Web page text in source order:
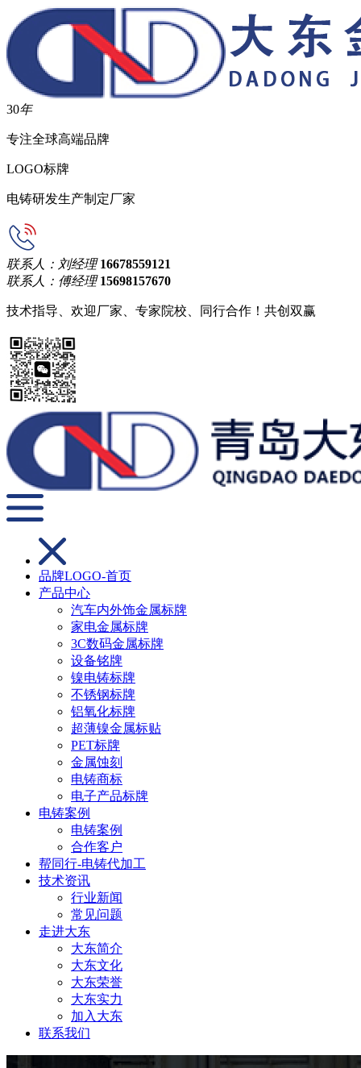
30年
专注全球高端品牌
LOGO标牌
电铸研发生产制定厂家
联系人：刘经理 16678559121
联系人：傅经理 15698157670
技术指导、欢迎厂家、专家院校、同行合作！共创双赢
品牌LOGO-首页
产品中心
汽车内外饰金属标牌
家电金属标牌
3C数码金属标牌
设备铭牌
镍电铸标牌
不锈钢标牌
铝氧化标牌
超薄镍金属标贴
PET标牌
金属蚀刻
电铸商标
电子产品标牌
电铸案例
电铸案例
合作客户
帮同行-电铸代加工
技术资讯
行业新闻
常见问题
走进大东
大东简介
大东文化
大东荣誉
大东实力
加入大东
联系我们